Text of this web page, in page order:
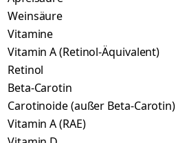
Weinsäure
Vitamine
Vitamin A (Retinol-Äquivalent)
Retinol
Beta-Carotin
Carotinoide (außer Beta-Carotin)
Vitamin A (RAE)